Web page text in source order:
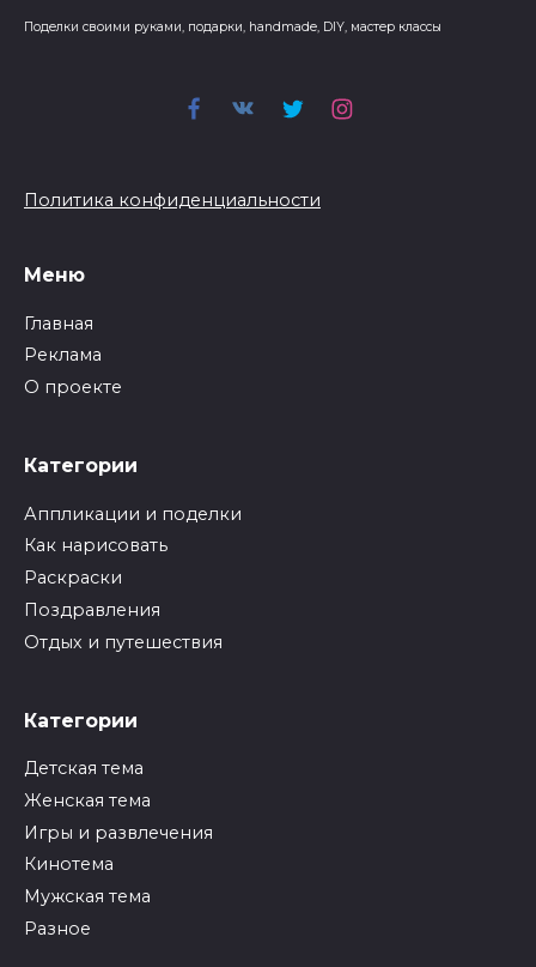
Поделки своими руками, подарки, handmade, DIY, мастер классы
Политика конфиденциальности
Меню
Главная
Реклама
О проекте
Категории
Аппликации и поделки
Как нарисовать
Раскраски
Поздравления
Отдых и путешествия
Категории
Детская тема
Женская тема
Игры и развлечения
Кинотема
Мужская тема
Разное